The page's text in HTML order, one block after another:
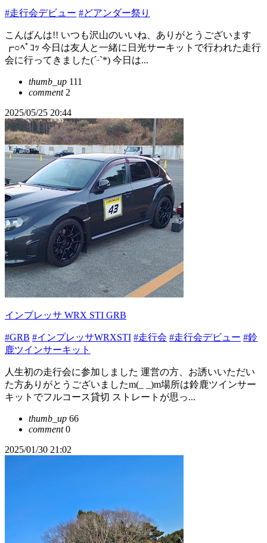
#走行会デビュー #どアンダー祭り
こんばんは!! いつも沢山のいいね、ありがとうございます
┏○ﾍﾟｺｯ 今日は友人と一緒に日光サーキットで行われた走行
会に行ってきました(ˊᵕˋ*) 今日は...
thumb_up 111
comment2
2025/05/25 20:44
インプレッサ WRX STI GRB
#GRB #インプレッサWRXSTI #走行会 #走行会デビュー #鈴
鹿ツインサーキット
人生初の走行会に参加しました 運営の方、お誘いいただい
た方ありがとうございましたm(_ _)m場所は鈴鹿ツインサー
キットでフルコース貸切 ストレートが思っ...
thumb_up 66
comment0
2025/01/30 21:02